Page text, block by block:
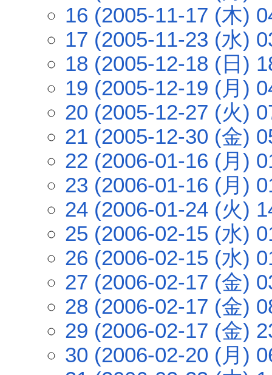
16 (2005-11-17 (木)
17 (2005-11-23 (水)
18 (2005-12-18 (日)
19 (2005-12-19 (月)
20 (2005-12-27 (火)
21 (2005-12-30 (金)
22 (2006-01-16 (月)
23 (2006-01-16 (月)
24 (2006-01-24 (火)
25 (2006-02-15 (水)
26 (2006-02-15 (水)
27 (2006-02-17 (金)
28 (2006-02-17 (金)
29 (2006-02-17 (金)
30 (2006-02-20 (月)